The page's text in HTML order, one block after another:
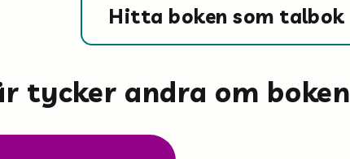
Hitta boken som talbok
tycker andra om boken